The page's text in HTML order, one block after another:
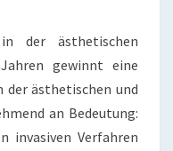
der ästhetischen
gewinnt eine
ästhetischen und
an Bedeutung:
invasiven Verfahren